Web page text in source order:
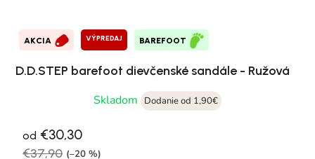
AKCIA VÝPREDAJ BAREFOOT
D.D.STEP barefoot dievčenské sandále - Ružová
Skladom
Dodanie od 1,90€
od €30,30
€37,90 (–20 %)